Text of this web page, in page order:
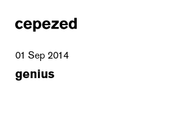
01 Sep 2014
genius